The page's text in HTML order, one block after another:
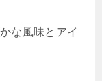
な風味とアイ